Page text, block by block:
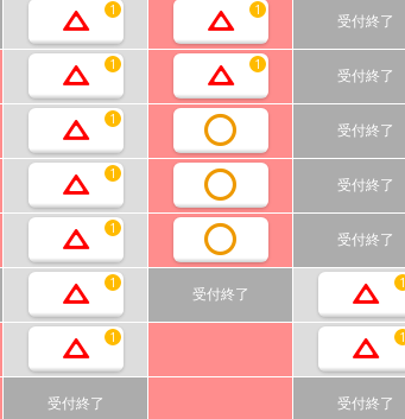
1 1
受付終了
1 1
受付終了
1
受付終了
1
受付終了
1
受付終了
1
受付終了
1
1 1
受付終了 受付終了